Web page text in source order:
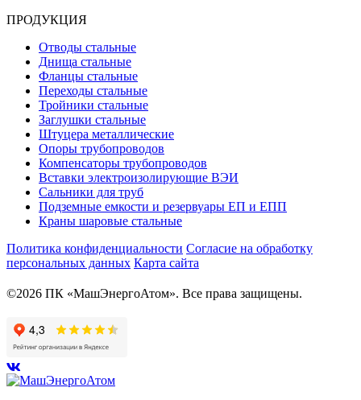
ПРОДУКЦИЯ
Отводы стальные
Днища стальные
Фланцы стальные
Переходы стальные
Тройники стальные
Заглушки стальные
Штуцера металлические
Опоры трубопроводов
Компенсаторы трубопроводов
Вставки электроизолирующие ВЭИ
Сальники для труб
Подземные емкости и резервуары ЕП и ЕПП
Краны шаровые стальные
Политика конфиденциальности Согласие на обработку
персональных данных Карта сайта
©2026 ПК «МашЭнергоАтом». Все права защищены.